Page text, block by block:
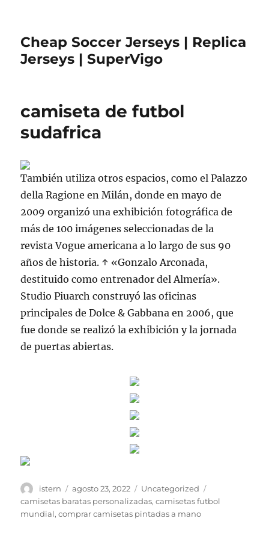
Cheap Soccer Jerseys | Replica
Jerseys | SuperVigo
camiseta de futbol
sudafrica
También utiliza otros espacios, como el Palazzo
della Ragione en Milán, donde en mayo de
2009 organizó una exhibición fotográfica de
más de 100 imágenes seleccionadas de la
revista Vogue americana a lo largo de sus 90
años de historia. ↑ «Gonzalo Arconada,
destituido como entrenador del Almería».
Studio Piuarch construyó las oficinas
principales de Dolce & Gabbana en 2006, que
fue donde se realizó la exhibición y la jornada
de puertas abiertas.
Autor
istern
Publicado
el
agosto 23, 2022 Categorías
Uncategorized
camisetas baratas personalizadas,camisetas futbol
mundial,comprar camisetas pintadas a mano